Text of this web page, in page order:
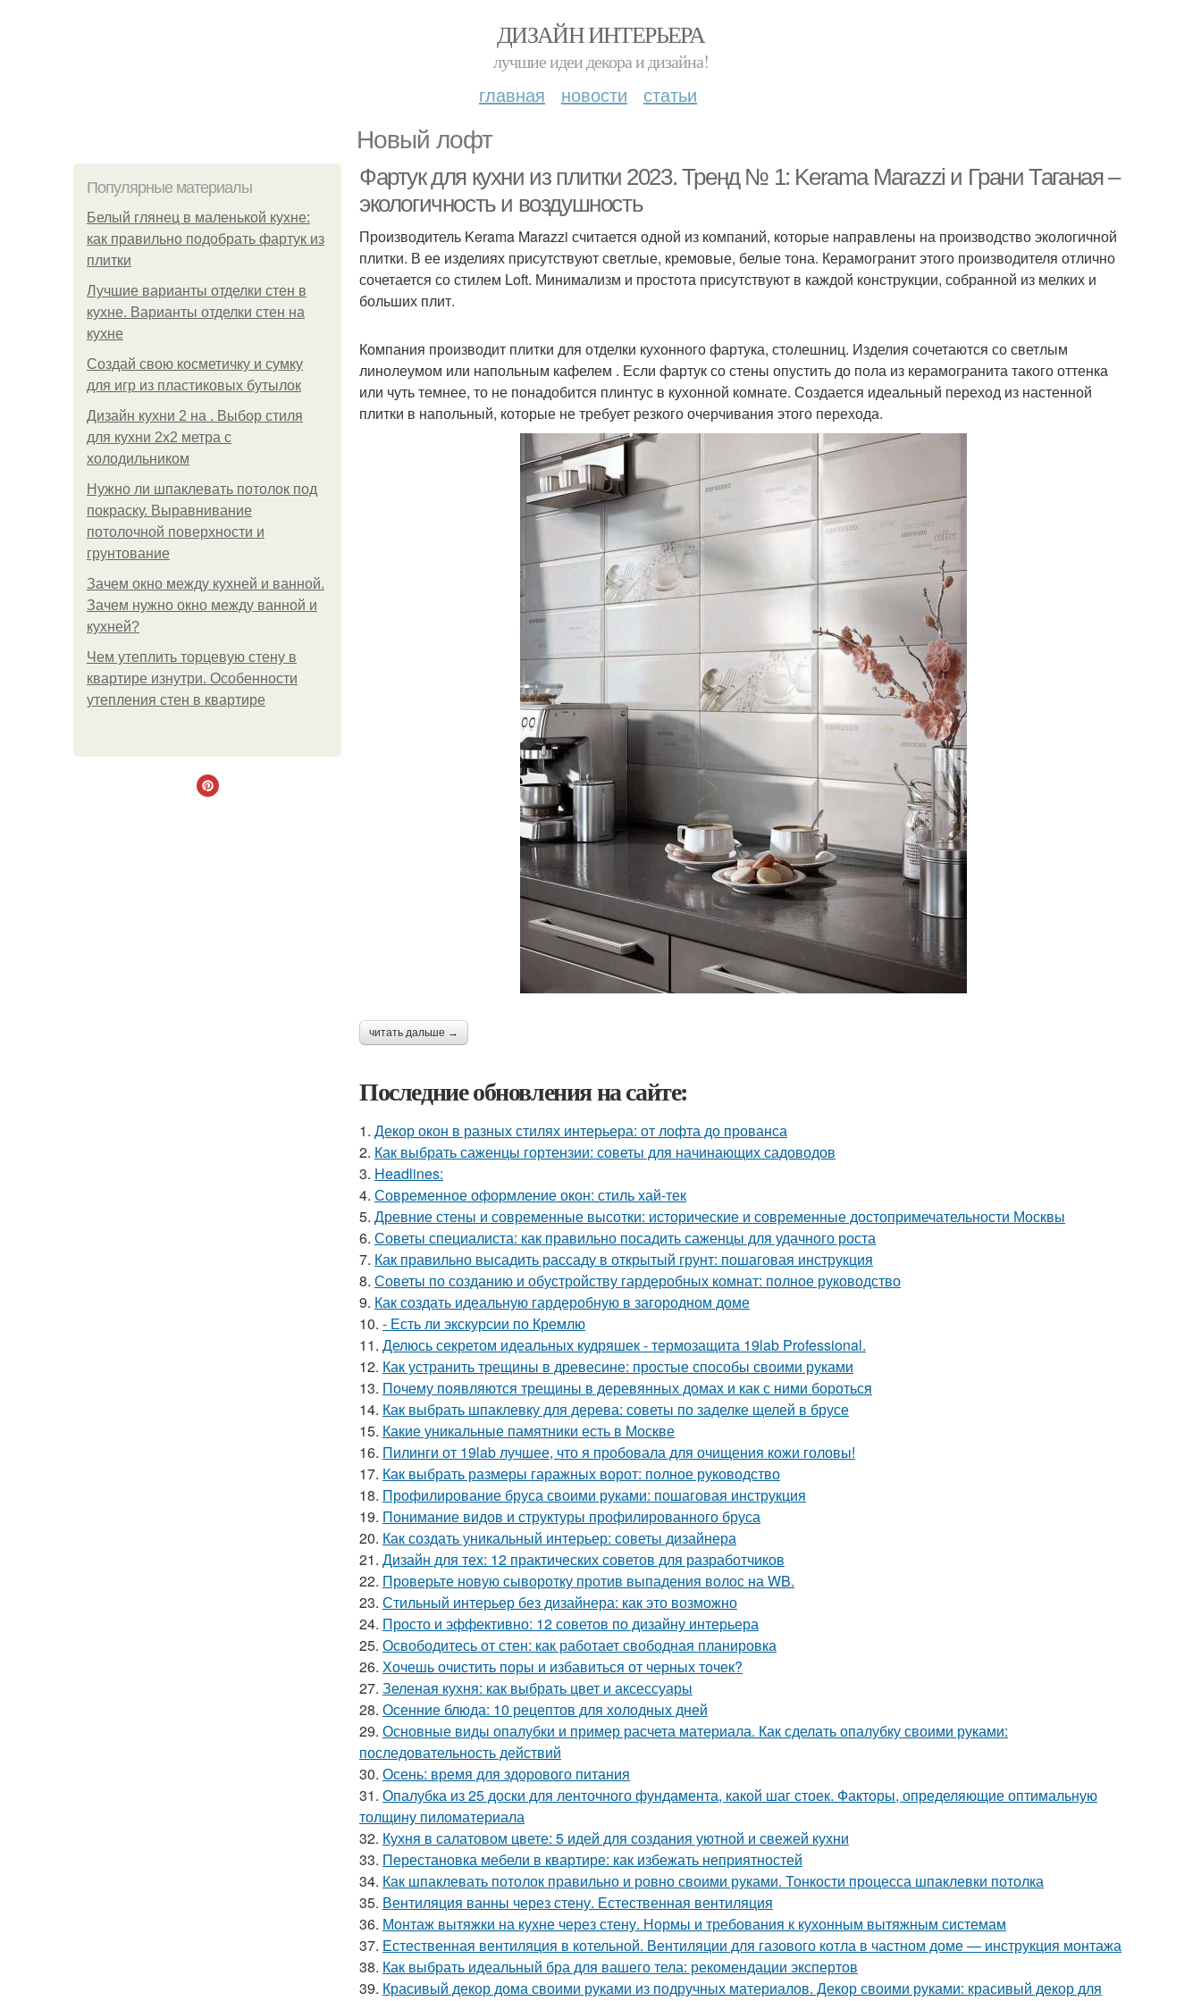
ДИЗАЙН ИНТЕРЬЕРА
лучшие идеи декора и дизайна!
главная новости статьи
Новый лофт
Популярные материалы
Белый глянец в маленькой кухне:
как правильно подобрать фартук из
плитки
Лучшие варианты отделки стен в
кухне. Варианты отделки стен на
кухне
Создай свою косметичку и сумку
для игр из пластиковых бутылок
Дизайн кухни 2 на . Выбор стиля
для кухни 2х2 метра с
холодильником
Нужно ли шпаклевать потолок под
покраску. Выравнивание
потолочной поверхности и
грунтование
Зачем окно между кухней и ванной.
Зачем нужно окно между ванной и
кухней?
Чем утеплить торцевую стену в
квартире изнутри. Особенности
утепления стен в квартире
Фартук для кухни из плитки 2023. Тренд № 1: Kerama Marazzi и Грани Таганая –
экологичность и воздушность
Производитель Kerama Marazzi считается одной из компаний, которые направлены на производство экологичной
плитки. В ее изделиях присутствуют светлые, кремовые, белые тона. Керамогранит этого производителя отлично
сочетается со стилем Loft. Минимализм и простота присутствуют в каждой конструкции, собранной из мелких и
больших плит.
Компания производит плитки для отделки кухонного фартука, столешниц. Изделия сочетаются со светлым
линолеумом или напольным кафелем . Если фартук со стены опустить до пола из керамогранита такого оттенка
или чуть темнее, то не понадобится плинтус в кухонной комнате. Создается идеальный переход из настенной
плитки в напольный, которые не требует резкого очерчивания этого перехода.
читать дальше →
Последние обновления на сайте:
1. Декор окон в разных стилях интерьера: от лофта до прованса
2. Как выбрать саженцы гортензии: советы для начинающих садоводов
3. Headlines:
4. Современное оформление окон: стиль хай-тек
5. Древние стены и современные высотки: исторические и современные достопримечательности Москвы
6. Советы специалиста: как правильно посадить саженцы для удачного роста
7. Как правильно высадить рассаду в открытый грунт: пошаговая инструкция
8. Советы по созданию и обустройству гардеробных комнат: полное руководство
9. Как создать идеальную гардеробную в загородном доме
10. - Есть ли экскурсии по Кремлю
11. Делюсь секретом идеальных кудряшек - термозащита 19lab Professional.
12. Как устранить трещины в древесине: простые способы своими руками
13. Почему появляются трещины в деревянных домах и как с ними бороться
14. Как выбрать шпаклевку для дерева: советы по заделке щелей в брусе
15. Какие уникальные памятники есть в Москве
16. Пилинги от 19lab лучшее, что я пробовала для очищения кожи головы!
17. Как выбрать размеры гаражных ворот: полное руководство
18. Профилирование бруса своими руками: пошаговая инструкция
19. Понимание видов и структуры профилированного бруса
20. Как создать уникальный интерьер: советы дизайнера
21. Дизайн для тех: 12 практических советов для разработчиков
22. Проверьте новую сыворотку против выпадения волос на WB.
23. Стильный интерьер без дизайнера: как это возможно
24. Просто и эффективно: 12 советов по дизайну интерьера
25. Освободитесь от стен: как работает свободная планировка
26. Хочешь очистить поры и избавиться от черных точек?
27. Зеленая кухня: как выбрать цвет и аксессуары
28. Осенние блюда: 10 рецептов для холодных дней
29. Основные виды опалубки и пример расчета материала. Как сделать опалубку своими руками:
последовательность действий
30. Осень: время для здорового питания
31. Опалубка из 25 доски для ленточного фундамента, какой шаг стоек. Факторы, определяющие оптимальную
толщину пиломатериала
32. Кухня в салатовом цвете: 5 идей для создания уютной и свежей кухни
33. Перестановка мебели в квартире: как избежать неприятностей
34. Как шпаклевать потолок правильно и ровно своими руками. Тонкости процесса шпаклевки потолка
35. Вентиляция ванны через стену. Естественная вентиляция
36. Монтаж вытяжки на кухне через стену. Нормы и требования к кухонным вытяжным системам
37. Естественная вентиляция в котельной. Вентиляции для газового котла в частном доме — инструкция монтажа
38. Как выбрать идеальный бра для вашего тела: рекомендации экспертов
39. Красивый декор дома своими руками из подручных материалов. Декор своими руками: красивый декор для